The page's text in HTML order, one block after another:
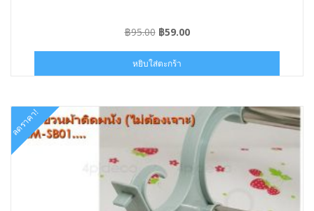
฿95.00 Original
was:
฿95.00.
฿59.00Current
฿59.00.
หยิบใส่ตะกร้า
ลดราคา!